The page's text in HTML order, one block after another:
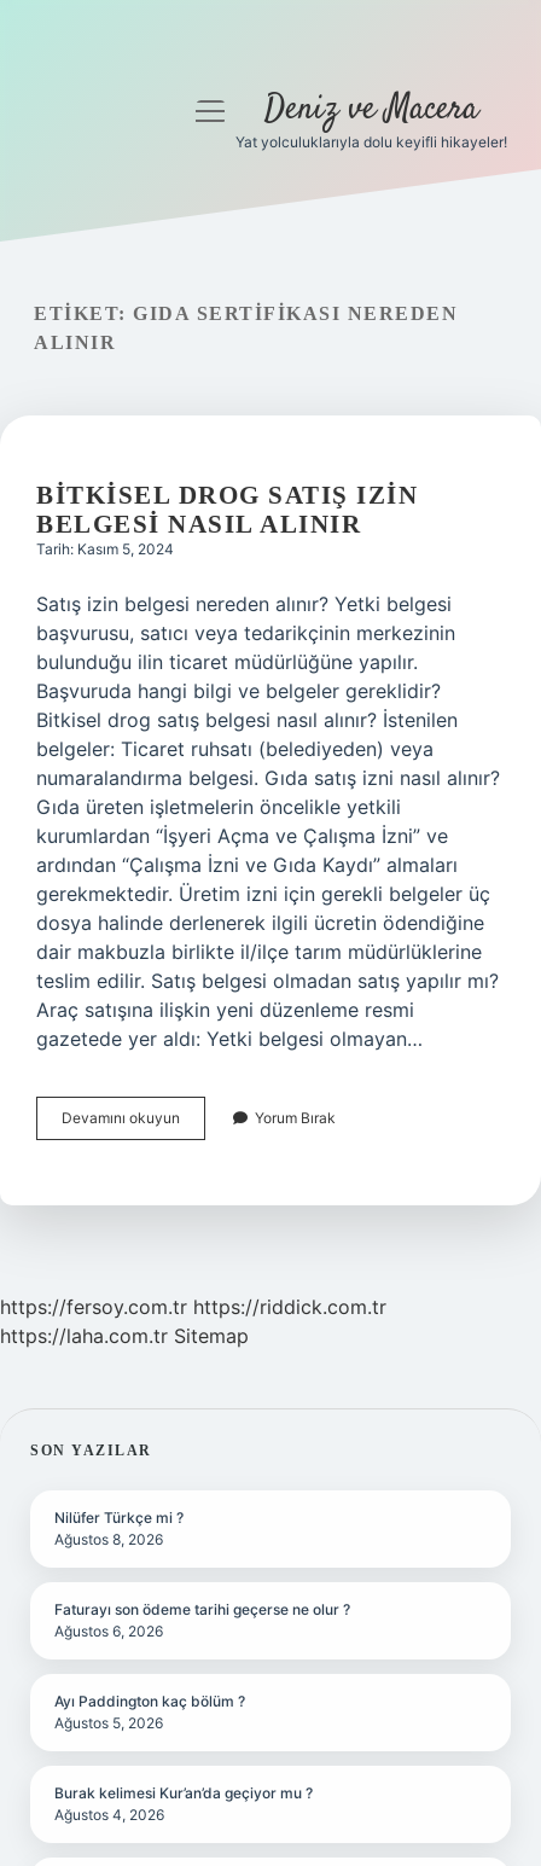
Gizlilik Politikası
Hakkımızda
menüyüDeniz ve Macera
Yat yolculuklarıyla dolu keyifli hikayeler!
ETIKET: GIDA SERTIFIKASI NEREDEN
ALINIR
BITKISEL DROG SATIŞ IZIN
BELGESI NASIL ALINIR
Tarih: Kasım 5, 2024
Satış izin belgesi nereden alınır? Yetki belgesi
başvurusu, satıcı veya tedarikçinin merkezinin
bulunduğu ilin ticaret müdürlüğüne yapılır.
Başvuruda hangi bilgi ve belgeler gereklidir?
Bitkisel drog satış belgesi nasıl alınır? İstenilen
belgeler: Ticaret ruhsatı (belediyeden) veya
numaralandırma belgesi. Gıda satış izni nasıl alınır?
Gıda üreten işletmelerin öncelikle yetkili
kurumlardan “İşyeri Açma ve Çalışma İzni” ve
ardından “Çalışma İzni ve Gıda Kaydı” almaları
gerekmektedir. Üretim izni için gerekli belgeler üç
dosya halinde derlenerek ilgili ücretin ödendiğine
dair makbuzla birlikte il/ilçe tarım müdürlüklerine
teslim edilir. Satış belgesi olmadan satış yapılır mı?
Araç satışına ilişkin yeni düzenleme resmi
gazetede yer aldı: Yetki belgesi olmayan…
Devamını okuyun
Drog
Belgesi
Yorum Bırak
https://fersoy.com.tr https://riddick.com.tr
https://laha.com.tr Sitemap
SIDEBAR
SON YAZILAR
Nilüfer Türkçe mi ?
Ağustos 8, 2026
Faturayı son ödeme tarihi geçerse ne olur ?
Ağustos 6, 2026
Ayı Paddington kaç bölüm ?
Ağustos 5, 2026
Burak kelimesi Kur’an’da geçiyor mu ?
Ağustos 4, 2026